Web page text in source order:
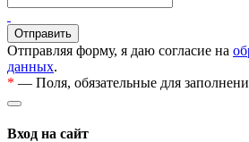
Отправляя форму, я даю согласие на
данных.
* — Поля, обязательные для
Вход на сайт